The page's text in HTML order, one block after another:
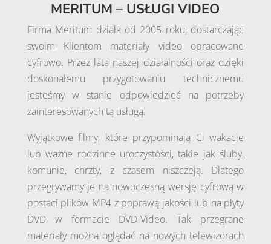
MERITUM – USŁUGI VIDEO
Firma Meritum działa od 2005 roku, dostarczając
swoim Klientom materiały video opracowane
cyfrowo. Przez lata naszej działalności oraz dzięki
doskonałemu przygotowaniu technicznemu
jesteśmy w stanie odpowiedzieć na potrzeby
zainteresowanych tą usługą.
Wyjątkowe filmy, które przypominają Ci wakacje
lub ważne rodzinne uroczystości, takie jak śluby,
komunie, chrzty, z czasem niszczeją. Dlatego
przegrywamy je na nowoczesną wersję cyfrową w
postaci plików MP4 z poprawą jakości lub na płyty
DVD w formacie DVD-Video. Tak przegrane
materiały można oglądać na nowych telewizorach